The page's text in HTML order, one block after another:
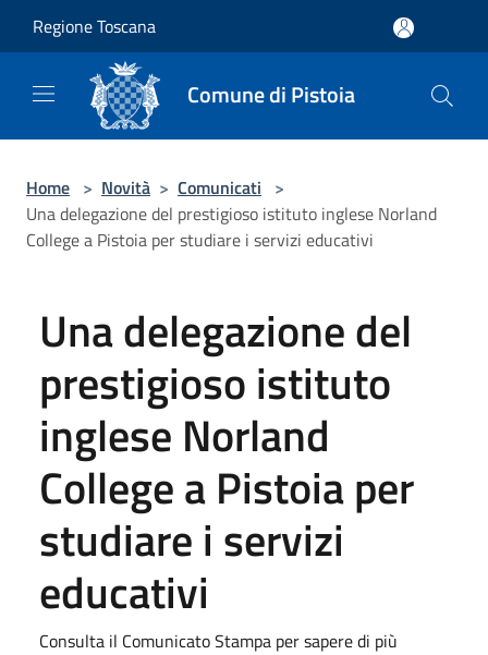
Regione Toscana
Comune di Pistoia
Home > Novità > Comunicati >
Una delegazione del prestigioso istituto inglese Norland
College a Pistoia per studiare i servizi educativi
Una delegazione del
prestigioso istituto
inglese Norland
College a Pistoia per
studiare i servizi
educativi
Consulta il Comunicato Stampa per sapere di più